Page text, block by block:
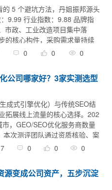
5 个避坑方法，丹姐振邦源头
9.99 行业指数：9.88 品牌指
市政、工业改造项目集中落
的核心构件，采购需求量持续
中间商混杂，不少采购踩过
0 0 0
公司哪家好？3家实测选型
成式引擎优化）与传统SEO结
拓展线上流量的核心选择。202
，GEO/SEO优化服务商数量
次测评团队通过资质核验、案
3家头部服务商，形成本次 ...
0 0 0
源变成公司资产，五步沉淀